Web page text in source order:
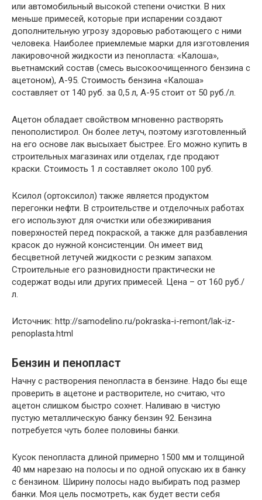
или автомобильный высокой степени очистки. В них
меньше примесей, которые при испарении создают
дополнительную угрозу здоровью работающего с ними
человека. Наиболее приемлемые марки для изготовления
лакировочной жидкости из пенопласта: «Калоша»,
вьетнамский состав (смесь высокоочищенного бензина с
ацетоном), А-95. Стоимость бензина «Калоша»
составляет от 140 руб. за 0,5 л, А-95 стоит от 50 руб./л.
Ацетон обладает свойством мгновенно растворять
пенополистирол. Он более летуч, поэтому изготовленный
на его основе лак высыхает быстрее. Его можно купить в
строительных магазинах или отделах, где продают
краски. Стоимость 1 л составляет около 100 руб.
Ксилол (ортоксилол) также является продуктом
перегонки нефти. В строительстве и отделочных работах
его используют для очистки или обезжиривания
поверхностей перед покраской, а также для разбавления
красок до нужной консистенции. Он имеет вид
бесцветной летучей жидкости с резким запахом.
Строительные его разновидности практически не
содержат воды или других примесей. Цена – от 160 руб./
л.
Источник: http://samodelino.ru/pokraska-i-remont/lak-iz-
penoplasta.html
Бензин и пенопласт
Начну с растворения пенопласта в бензине. Надо бы еще
проверить в ацетоне и растворителе, но считаю, что
ацетон слишком быстро сохнет. Наливаю в чистую
пустую металлическую банку бензин 92. Бензина
потребуется чуть более половины банки.
Кусок пенопласта длиной примерно 1500 мм и толщиной
40 мм нарезаю на полосы и по одной опускаю их в банку
с бензином. Ширину полосы надо выбирать под размер
банки. Моя цель посмотреть, как будет вести себя